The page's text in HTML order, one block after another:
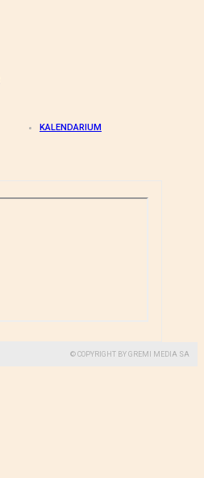
KALENDARIUM
© COPYRIGHT BY GREMI MEDIA SA